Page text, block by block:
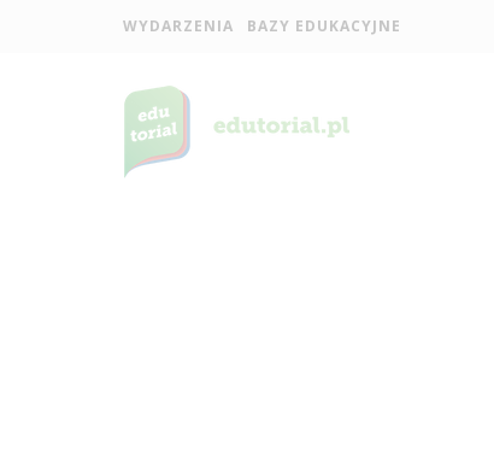
WYDARZENIA BAZY EDUKACYJNE